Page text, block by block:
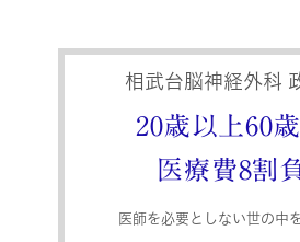
相武台脳神経外科
20歳以上60
医療費8割
医師を必要としない世の中